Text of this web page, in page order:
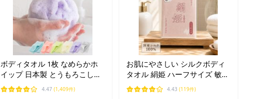
ボディタオル 1枚 なめらかホ
イップ 日本製 とうもろこし繊
維100％ タオル 送料無料 (ポス
ト投函) ヤフー年間 1位獲得 ポ
4.47 (1,409件)
お肌にやさしい シルクボディ
タオル 絹姫 ハーフサイズ 敏感
肌 乾燥肌 垢すり 保湿 スキン
ケア 毛穴 あかすり 絹100% 角
4.43 (119件)